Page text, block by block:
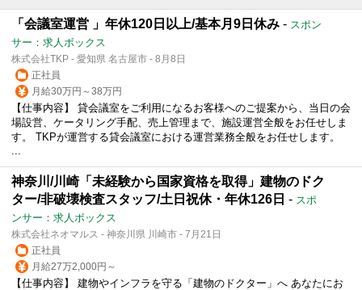
「会議室運営 」年休120日以上/基本月9日休み - スポン
サー：求人ボックス
株式会社TKP - 愛知県 名古屋市 - 8月8日
正社員
月給30万円～38万円
【仕事内容】 貸会議室をご利用になるお客様へのご提案から、当日の会
場設営、ケータリング手配、売上管理まで、施設運営全般をお任せしま
す。 TKPが運営する貸会議室における運営業務全般をお任せします。
神奈川/川崎「未経験から国家資格を取得」建物のドク
ター/非破壊検査スタッフ/土日祝休・年休126日 - スポ
ンサー：求人ボックス
株式会社ネオマルス - 神奈川県 川崎市 - 7月21日
正社員
月給27万2,000円～
【仕事内容】 建物やインフラを守る「建物のドクター」へ あなたにお